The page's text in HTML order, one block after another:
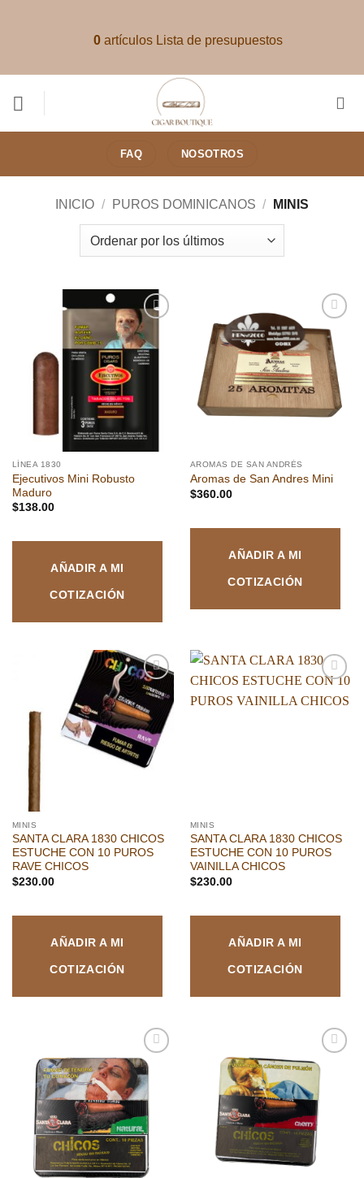
0artículos Lista de presupuestos
FAQ NOSOTROS
INICIO / PUROS DOMINICANOS / MINIS
Añadir
a la
lista de
deseos
LÍNEA 1830
Ejecutivos Mini Robusto
Maduro
$138.00
AÑADIR A MI
COTIZACIÓN
Añadir
a la
lista de
deseos
AROMAS DE SAN ANDRÉS
Aromas de San Andres Mini
$360.00
AÑADIR A MI
COTIZACIÓN
Añadir
a la
lista de
deseos
MINIS
SANTA CLARA 1830 CHICOS
ESTUCHE CON 10 PUROS
RAVE CHICOS
$230.00
AÑADIR A MI
COTIZACIÓN
a la
MINIS
SANTA CLARA 1830 CHICOS
ESTUCHE CON 10 PUROS
VAINILLA CHICOS
$230.00
AÑADIR A MI
COTIZACIÓN
Añadir
a la
lista de
deseos
Añadir
a la
deseos